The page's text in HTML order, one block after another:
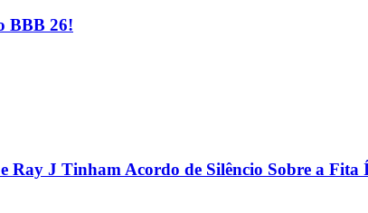
BBB 26!
Ray J Tinham Acordo de Silêncio Sobre a Fita